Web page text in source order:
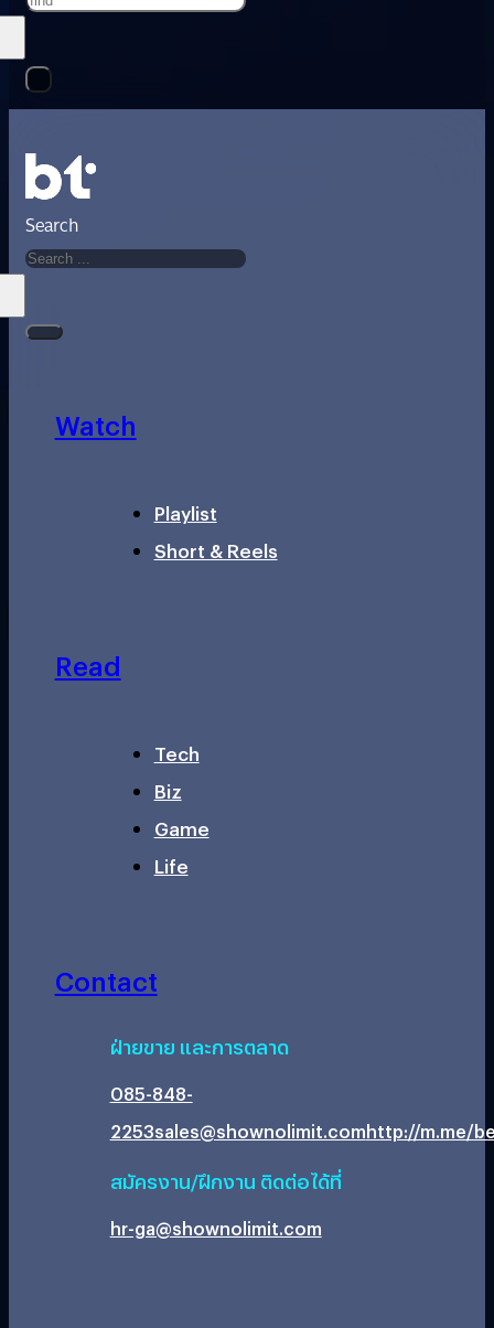
Search
Watch
Playlist
Short & Reels
Read
Tech
Biz
Game
Life
Contact
ฝ่ายขาย และการตลาด
085-848-
2253sales@shownolimit.comhttp://m.me/
สมัครงาน/ฝึกงาน ติดต่อได้ที่
hr-ga@shownolimit.com